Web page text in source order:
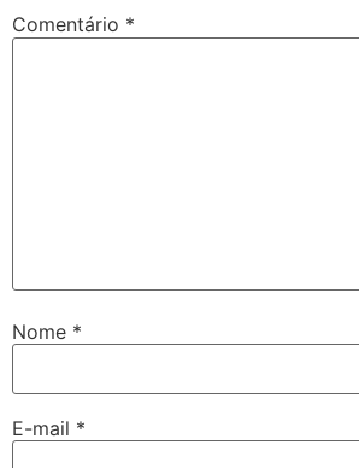
Comentário *
Nome *
E-mail *